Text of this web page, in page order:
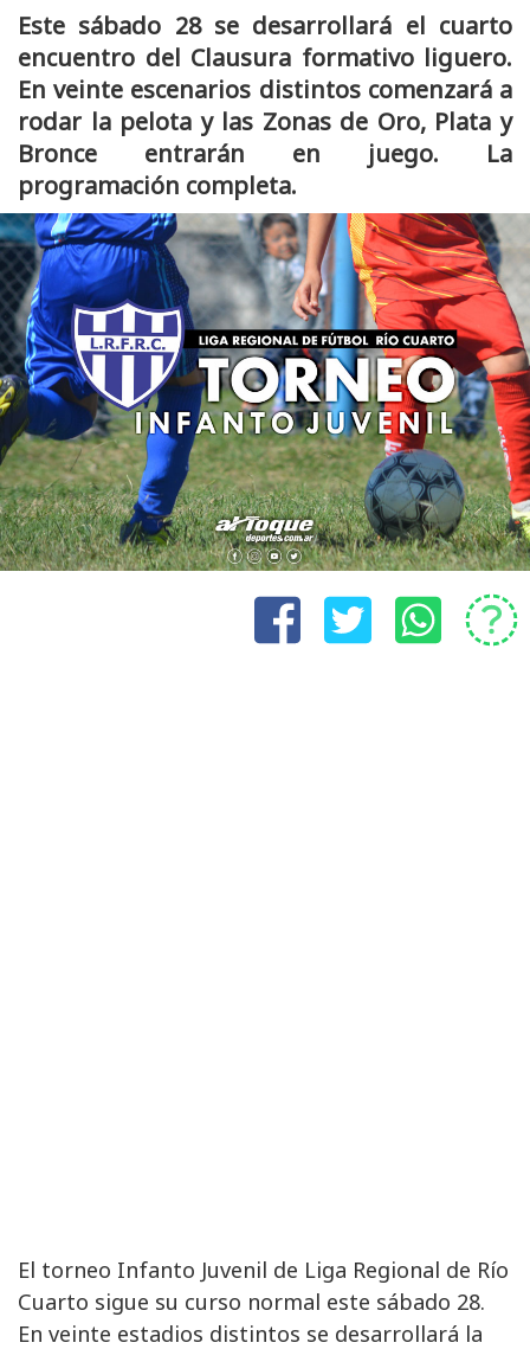
Este sábado 28 se desarrollará el cuarto
encuentro del Clausura formativo liguero.
En veinte escenarios distintos comenzará a
rodar la pelota y las Zonas de Oro, Plata y
Bronce entrarán en juego. La
programación completa.
El torneo Infanto Juvenil de Liga Regional de Río
Cuarto sigue su curso normal este sábado 28.
En veinte estadios distintos se desarrollará la